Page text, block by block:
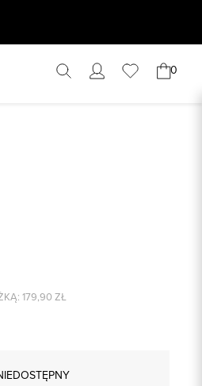
0
179,90 ZŁ